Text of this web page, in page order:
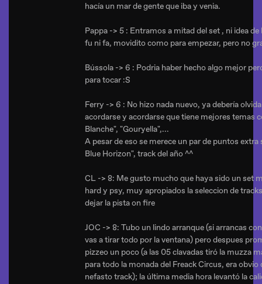
hacía un mar de gente que iba y venia.
Pappa -> 5 : Entramos a mitad del set , ni idea
fu ni fa, movidito como para empezar, pero no
Bússola -> 6 : Podria haber hecho algo mejor
para tocar :S
Ferry -> 6 : No hizo nada nuevo, ya debería
acordarse y acordarse que tiene mejores temas
Blanche", "Gouryella",...
A pesar de eso se merece un par de puntos
Blue Horizon", track del año ^^
CL -> 8: Me gusto mucho que haya sido un set
hard y psy, muy apropiados la seleccion de
dejar la pista on fire
JOC -> 8: Tubo un lindo arranque (si arrancas
vas a tirar todo por la ventana) pero despues
pizzeo un poco (a las 05 clavadas tiró la muzza
para todo la monada del Freack Circus, era obvio
nefasto track); la última media hora levantó la